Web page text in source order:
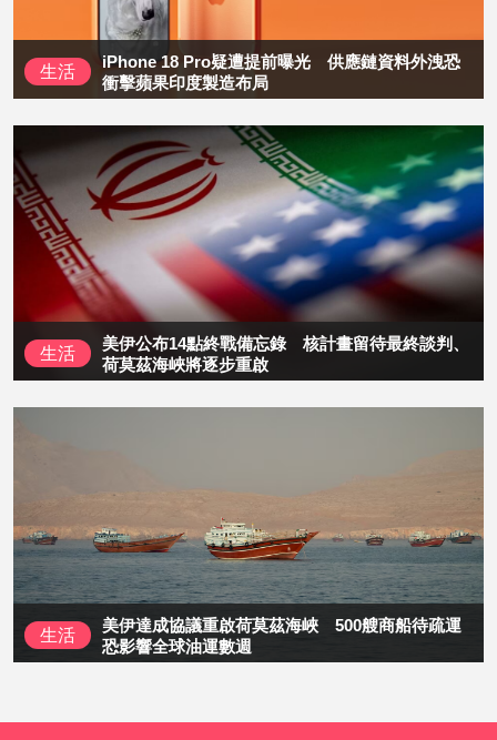
生活
iPhone 18 Pro疑遭提前曝光 供應鏈資料外洩恐
衝擊蘋果印度製造布局
生活
美伊公布14點終戰備忘錄 核計畫留待最終談判、
荷莫茲海峽將逐步重啟
生活
美伊達成協議重啟荷莫茲海峽 500艘商船待疏運
恐影響全球油運數週